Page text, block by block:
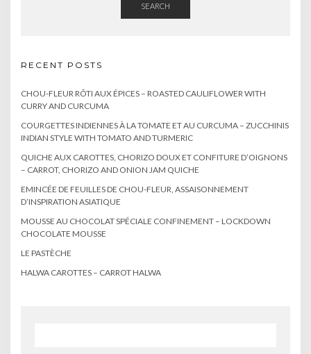
SEARCH
RECENT POSTS
CHOU-FLEUR RÔTI AUX ÉPICES – ROASTED CAULIFLOWER WITH
CURRY AND CURCUMA
COURGETTES INDIENNES À LA TOMATE ET AU CURCUMA – ZUCCHINIS
INDIAN STYLE WITH TOMATO AND TURMERIC
QUICHE AUX CAROTTES, CHORIZO DOUX ET CONFITURE D’OIGNONS
– CARROT, CHORIZO AND ONION JAM QUICHE
EMINCÉE DE FEUILLES DE CHOU-FLEUR, ASSAISONNEMENT
D’INSPIRATION ASIATIQUE
MOUSSE AU CHOCOLAT SPÉCIALE CONFINEMENT – LOCKDOWN
CHOCOLATE MOUSSE
LE PASTÈCHE
HALWA CAROTTES – CARROT HALWA